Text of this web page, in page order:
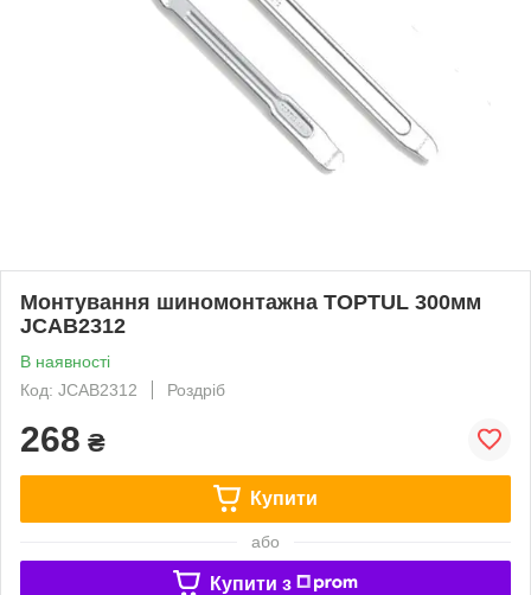
Монтування шиномонтажна TOPTUL 300мм
JCAB2312
В наявності
Код: JCAB2312
Роздріб
268 ₴
Купити
або
Купити з